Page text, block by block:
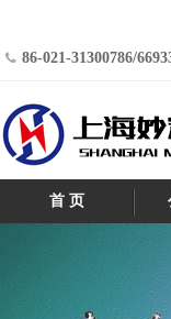
86-021-31300786/
首 页